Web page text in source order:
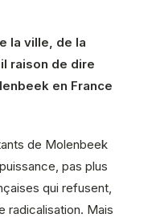
la ville, de la
raison de dire
en France
de Molenbeek
pas plus
qui refusent,
radicalisation. Mais